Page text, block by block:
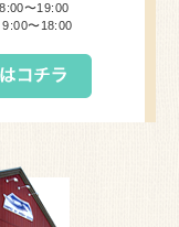
〜19:00
〜18:00